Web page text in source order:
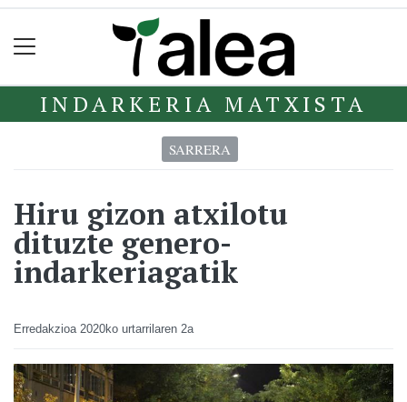
INDARKERIA MATXISTA
SARRERA
Hiru gizon atxilotu
dituzte genero-
indarkeriagatik
Erredakzioa 2020ko urtarrilaren 2a